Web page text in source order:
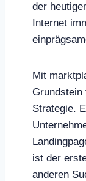
der
Internet
Mit
Grundstein
Strategie.
ist der
anderen